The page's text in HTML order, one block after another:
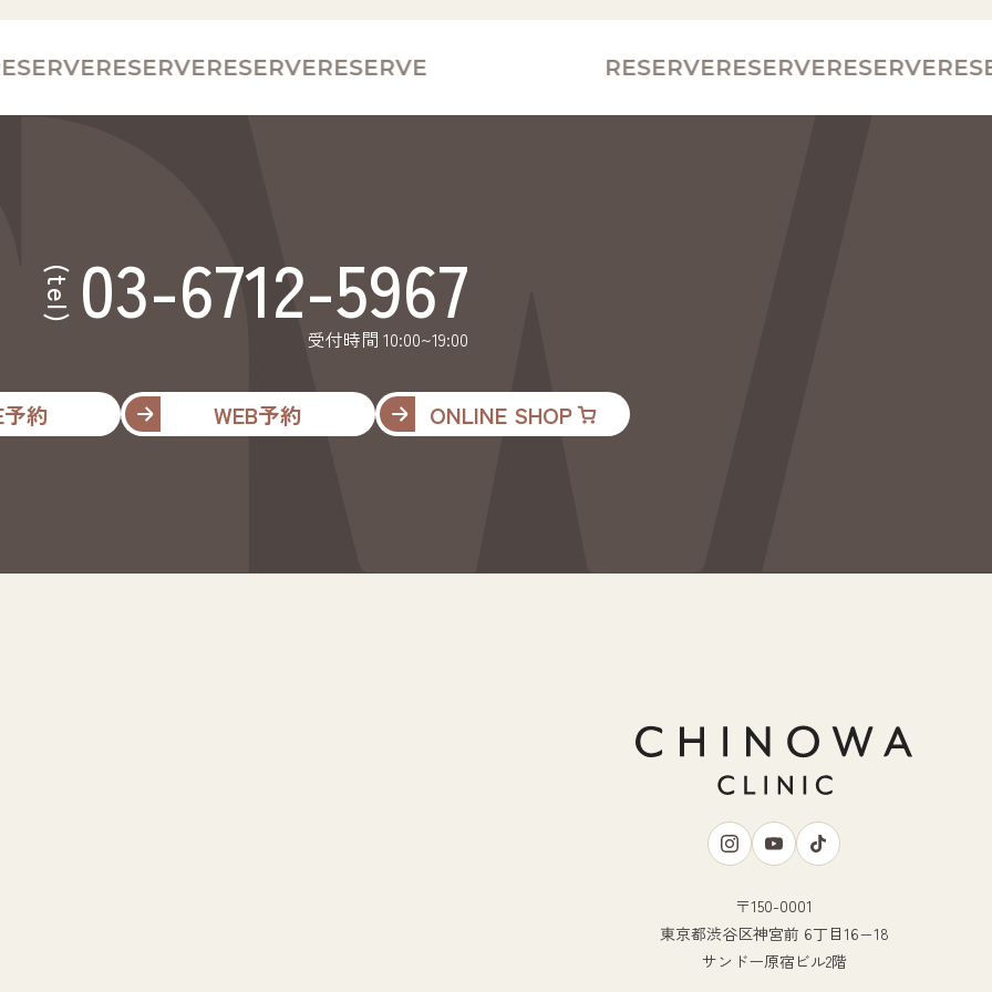
RESERVERESERVERESERVE RESERVERESERVERESERVE
(tel) 03-6712-5967
受付時間 10:00~19:00
約 WEB予約 ONLINE SHOP
〒150-0001
東京都渋谷区神宮前 6丁目16−18
サンドー原宿ビル2階